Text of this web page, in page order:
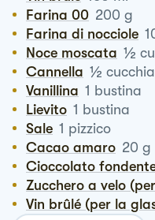
Farina 00 200 g
Farina di nocciole
Noce moscata ½
Cannella ½
Vanillina 1 bustina
Lievito 1 bustina
Sale 1 pizzico
Cacao amaro 20 g
Cioccolato
Zucchero a velo
Vin brûlé (per la